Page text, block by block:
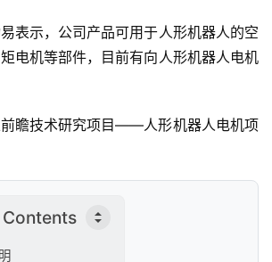
表示，公司产品可用于人形机器人的空
电机等部件，目前有向人形机器人电机
瞻技术研究项目——人形机器人电机项